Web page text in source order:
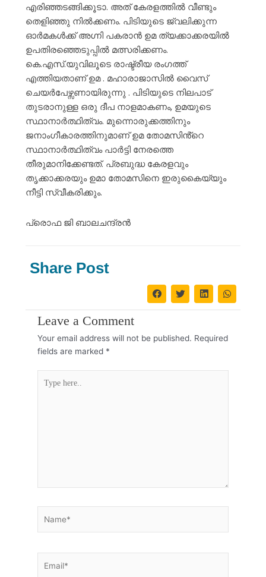
എരിഞ്ഞടങ്ങിക്കൂടാ. അത് കേരളത്തിൽ വീണ്ടും
തെളിഞ്ഞു നിൽക്കണം. പിടിയുടെ ജ്വലിക്കുന്ന
ഓർമകൾക്ക് അഗ്നി പകരാൻ ഉമ ത്യക്കാക്കരയിൽ
ഉപതിരഞ്ഞെടുപ്പിൽ മത്സരിക്കണം.
കെ.എസ്.യുവിലൂടെ രാഷ്ട്രീയ രംഗത്ത്
എത്തിയതാണ് ഉമ . മഹാരാജാസിൽ വൈസ്
ചെയർപേഴ്സണായിരുന്നു . പിടിയുടെ നിലപാട്
തുടരാനുള്ള ഒരു ദീപ നാളമാകണം, ഉമയുടെ
സ്ഥാനാർത്ഥിത്വം. മുന്നൊരുക്കത്തിനും
ജനാംഗീകാരത്തിനുമാണ് ഉമ തോമസിൻ്റെ
സ്ഥാനാർത്ഥിത്വം പാർട്ടി നേരത്തെ
തീരുമാനിക്കേണ്ടത്. പ്രബുദ്ധ കേരളവും
തൃക്കാക്കരയും ഉമാ തോമസിനെ ഇരുകൈയ്യും
നീട്ടി സ്വീകരിക്കും.
പ്രൊഫ ജി ബാലചന്ദ്രൻ
Share Post
Leave a Comment
Your email address will not be published. Required
fields are marked *
here..